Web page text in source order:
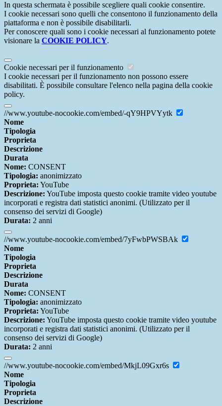
In questa schermata è possibile scegliere quali cookie consentire.
I cookie necessari sono quelli che consentono il funzionamento della
piattaforma e non è possibile disabilitarli.
Per conoscere quali sono i cookie necessari al funzionamento potete
visionare la COOKIE POLICY.
Cookie necessari per il funzionamento
I cookie necessari per il funzionamento non possono essere
disabilitati. È possibile consultare l'elenco nella pagina della cookie
policy.
//www.youtube-nocookie.com/embed/-qY9HPVYytk
Nome
Tipologia
Proprieta
Descrizione
Durata
Nome: CONSENT
Tipologia: anonimizzato
Proprieta: YouTube
Descrizione: YouTube imposta questo cookie tramite video youtube
incorporati e registra dati statistici anonimi. (Utilizzato per il
consenso dei servizi di Google)
Durata: 2 anni
//www.youtube-nocookie.com/embed/7yFwbPWSBAk
Nome
Tipologia
Proprieta
Descrizione
Durata
Nome: CONSENT
Tipologia: anonimizzato
Proprieta: YouTube
Descrizione: YouTube imposta questo cookie tramite video youtube
incorporati e registra dati statistici anonimi. (Utilizzato per il
consenso dei servizi di Google)
Durata: 2 anni
//www.youtube-nocookie.com/embed/MkjL09Gxr6s
Nome
Tipologia
Proprieta
Descrizione